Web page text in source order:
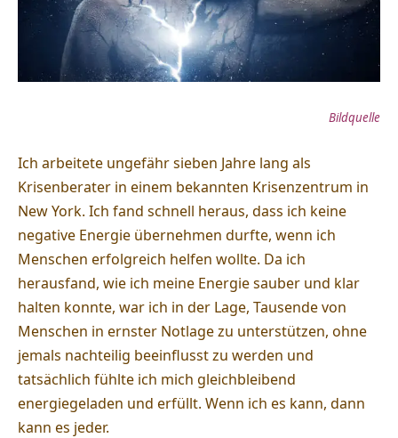
Bildquelle
Ich arbeitete ungefähr sieben Jahre lang als
Krisenberater in einem bekannten Krisenzentrum in
New York. Ich fand schnell heraus, dass ich keine
negative Energie übernehmen durfte, wenn ich
Menschen erfolgreich helfen wollte. Da ich
herausfand, wie ich meine Energie sauber und klar
halten konnte, war ich in der Lage, Tausende von
Menschen in ernster Notlage zu unterstützen, ohne
jemals nachteilig beeinflusst zu werden und
tatsächlich fühlte ich mich gleichbleibend
energiegeladen und erfüllt. Wenn ich es kann, dann
kann es jeder.